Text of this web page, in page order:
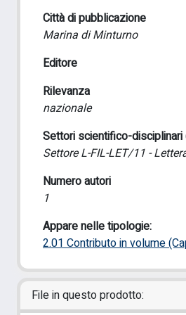
Città di pubblicazione
Marina di Minturno
Editore
Rilevanza
nazionale
Settori scientifico-
Settore L-FIL-LET/11 -
Numero autori
1
Appare nelle tipologie:
2.01 Contributo in volume
File in questo prodotto: